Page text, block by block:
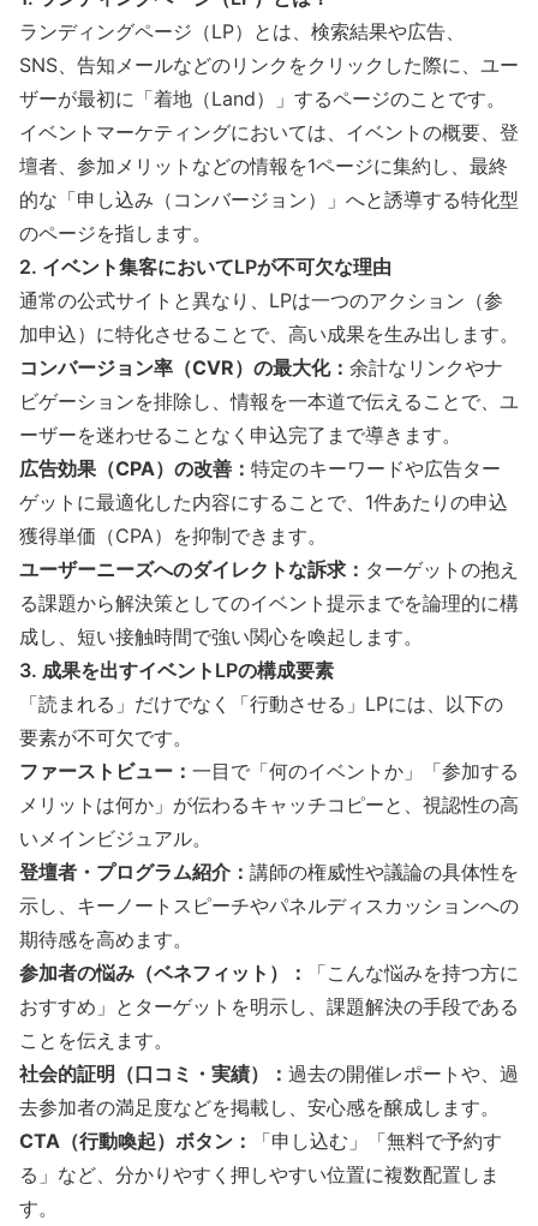
ランディングページ（LP）とは、検索結果や広告、
SNS、 告知メールなどのリンクをクリックした際に、ユー
ザーが最初に「着地（Land）」するページのことです。
イベントマーケティングにおいては、イベントの概要、登
壇者、参加メリットなどの情報を1ページに集約し、最終
的な「申し込み（コンバージョン）」へと誘導する特化型
のページを指します。
2. イベント集客においてLPが不可欠な理由
通常の公式サイトと異なり、LPは一つのアクション（参
加申込）に特化させることで、高い成果を生み出します。
コンバージョン率（CVR）の最大化： 余計なリンクやナ
ビゲーションを排除し、情報を一本道で伝えることで、ユ
ーザーを迷わせることなく申込完了まで導きます。
広告効果（CPA）の改善： 特定のキーワードや広告ター
ゲットに最適化した内容にすることで、1件あたりの申込
獲得単価（CPA）を抑制できます。
ユーザーニーズへのダイレクトな訴求： ターゲットの抱え
る課題から解決策としてのイベント提示までを論理的に構
成し、短い接触時間で強い関心を喚起します。
3. 成果を出すイベントLPの構成要素
「読まれる」だけでなく「行動させる」LPには、以下の
要素が不可欠です。
ファーストビュー： 一目で「何のイベントか」「参加する
メリットは何か」が伝わるキャッチコピーと、視認性の高
いメインビジュアル。
登壇者・プログラム紹介： 講師の権威性や議論の具体性を
示し、 キーノートスピーチやパネルディスカッションへの
期待感を高めます。
参加者の悩み（ベネフィット）：
「こんな悩みを持つ方に
おすすめ」とターゲットを明示し、課題解決の手段である
ことを伝えます。
社会的証明（口コミ・実績）： 過去の開催レポートや、過
去参加者の満足度などを掲載し、安心感を醸成します。
CTA（行動喚起）ボタン：
「申し込む」「無料で予約す
る」など、分かりやすく押しやすい位置に複数配置しま
す。